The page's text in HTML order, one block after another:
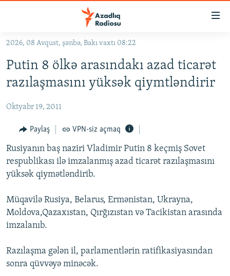
Əsas
qayıt
Əsas
naviqasiyaya
qayıt
KORRUPSIOMETR
#ƏSLINDƏ
FƏRQƏ BAX
QANUNI DOĞRU
ARAŞDIRMA
VIDEO
FOTOQALEREYA
KARIKATURA
RADIO ARXIV
OXU ZALI
İSLAM VƏ DEMOKRATIYA
HAQQIMIZDA
PEŞƏ ETIKASI VƏ JURNALISTIKA STANDARTLARIMIZ
BIZI IZLƏ
2026, 08 Avqust, şənbə, Bakı vaxtı 08:22
Putin 8 ölkə arasındakı azad ticarət
razılaşmasını yüksək qiymtləndirir
Oktyabr 19, 2011
Paylaş VPN-siz açmaq
Rusiyanın baş naziri Vladimir Putin 8 keçmiş Sovet
respublikası ilə imzalanmış azad ticarət razılaşmasını
yüksək qiymətləndirib.
Müqavilə Rusiya, Belarus, Ermənistan, Ukrayna,
Moldova,Qazaxıstan, Qırğızıstan və Tacikistan arasında
imzalanıb.
Razılaşma gələn il, parlamentlərin ratifikasiyasından
sonra qüvvəyə minəcək.